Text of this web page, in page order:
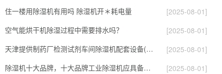
住一楼用除湿机有用吗 除湿机开＊耗电量
[2025-08-01]
空气能烘干机除湿过程中需要排水吗？
[2025-08-01]
天津提供制药厂检测试剂车间除湿机配套设备(快讯！2023已更新)
[2025-08-01]
除湿机十大品牌，十大品牌工业除湿机应具备哪些条件？
[2025-08-01]